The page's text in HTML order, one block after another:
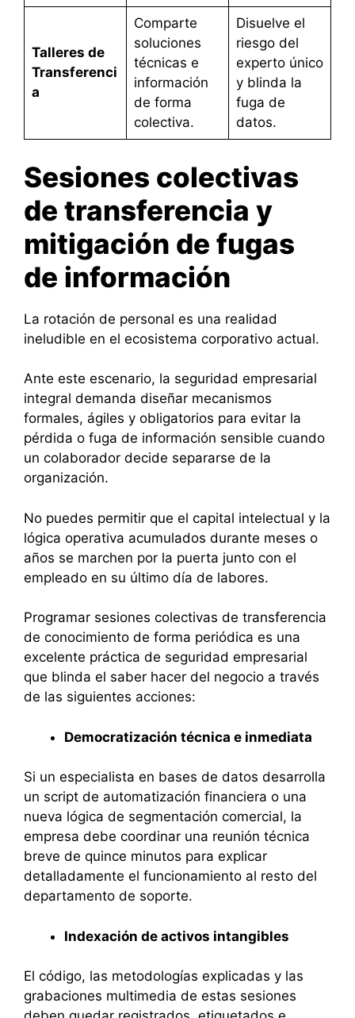
Talleres de
Transferenci
a
Comparte
soluciones
técnicas e
información
de forma
colectiva.
Disuelve el
riesgo del
experto único
y blinda la
fuga de
datos.
Sesiones colectivas
de transferencia y
mitigación de fugas
de información
La rotación de personal es una realidad
ineludible en el ecosistema corporativo actual.
Ante este escenario, la seguridad empresarial
integral demanda diseñar mecanismos
formales, ágiles y obligatorios para evitar la
pérdida o fuga de información sensible cuando
un colaborador decide separarse de la
organización.
No puedes permitir que el capital intelectual y la
lógica operativa acumulados durante meses o
años se marchen por la puerta junto con el
empleado en su último día de labores.
Programar sesiones colectivas de transferencia
de conocimiento de forma periódica es una
excelente práctica de seguridad empresarial
que blinda el saber hacer del negocio a través
de las siguientes acciones:
Democratización técnica e inmediata
Si un especialista en bases de datos desarrolla
un script de automatización financiera o una
nueva lógica de segmentación comercial, la
empresa debe coordinar una reunión técnica
breve de quince minutos para explicar
detalladamente el funcionamiento al resto del
departamento de soporte.
Indexación de activos intangibles
El código, las metodologías explicadas y las
grabaciones multimedia de estas sesiones